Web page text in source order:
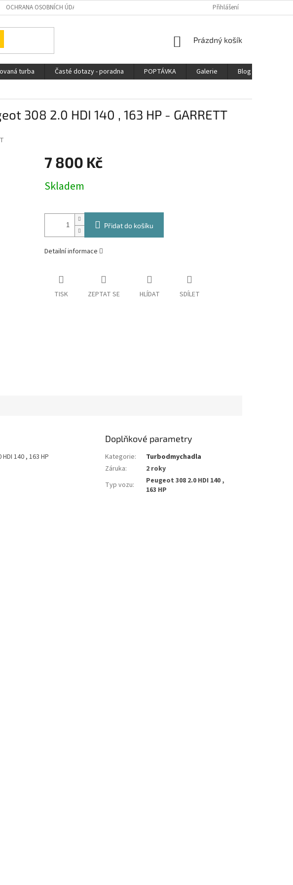
OCHRANA OSOBNÍCH ÚDAJŮ Přihlášení
NÁKUPNÍ
Prázdný košík
turba Časté dotazy - poradna POPTÁVKA Galerie Blog
308 2.0 HDI 140 , 163 HP - GARRETT
7 800 Kč
cena:
Skladem
Přidat do košíku
Detailní informace
TISK ZEPTAT SE HLÍDAT SDÍLET
140 , 163 HP
Doplňkové parametry
Kategorie:
Turbodmychadla
Záruka:
2 roky
Typ vozu:
Peugeot 308 2.0 HDI 140 ,
163 HP